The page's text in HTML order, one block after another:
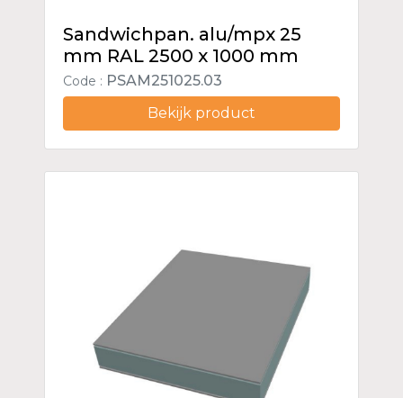
Sandwichpan. alu/mpx 25
mm RAL 2500 x 1000 mm
Code : PSAM251025.03
Bekijk product